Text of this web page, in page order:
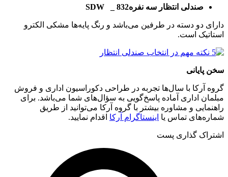
صندلی انتظار سه نفره SDW _ 832
دارای دو دسته در طرفین می‌باشد و رنگ پایه‌ها مشکی الکترو
استاتیک است.
سخن پایانی
گروه آرکا با سال‌ها تجربه در طراحی دکوراسیون اداری و فروش
مبلمان اداری آماده پاسخ‌گویی به سؤال‌های شما می‌باشد. برای
راهنمایی و مشاوره بیشتر با گروه آرکا می‌توانید از طریق
شماره‌های تماس یا اینستاگرام آرکا اقدام نمایید.
اشتراک گذاری پست